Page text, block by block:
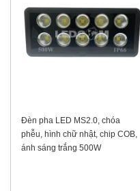
Đèn pha LED MS2.0, chóa
phễu, hình chữ nhật, chip COB,
ánh sáng trắng 500W